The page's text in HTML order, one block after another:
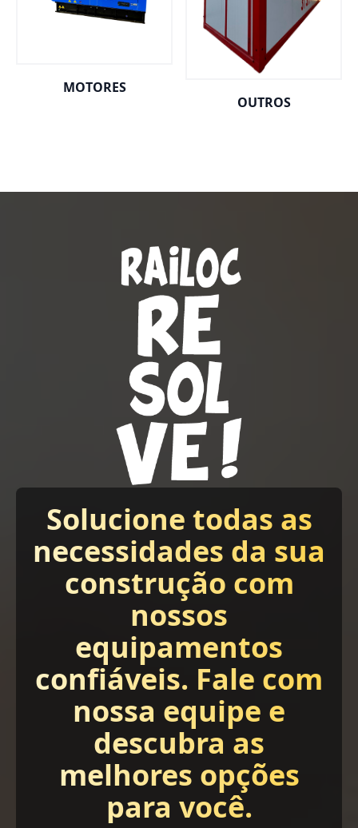
MOTORES
OUTROS
Solucione todas as
necessidades da sua
construção com
nossos
equipamentos
confiáveis. Fale com
nossa equipe e
descubra as
melhores opções
para você.